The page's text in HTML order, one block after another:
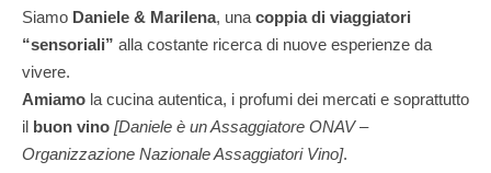
Siamo Daniele & Marilena, una coppia di viaggiatori
“sensoriali” alla costante ricerca di nuove esperienze da
vivere.
Amiamo la cucina autentica, i profumi dei mercati e soprattutto
il buon vino [Daniele è un Assaggiatore ONAV –
Organizzazione Nazionale Assaggiatori Vino].